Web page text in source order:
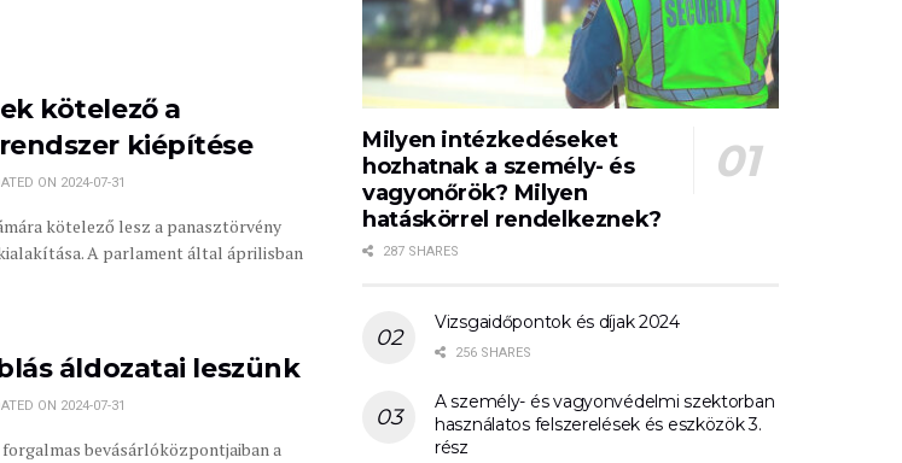
kötelező a
kiépítése
ON 2024-07-31
kötelező lesz a panasztörvény
A parlament által áprilisban
áldozatai leszünk
ON 2024-07-31
bevásárlóközpontjaiban a
Milyen intézkedéseket
hozhatnak a személy- és
vagyonőrök? Milyen
hatáskörrel rendelkeznek?
287 SHARES
Vizsgaidőpontok és díjak 2024
256 SHARES
A személy- és vagyonvédelmi szektorban
használatos felszerelések és eszközök 3.
rész